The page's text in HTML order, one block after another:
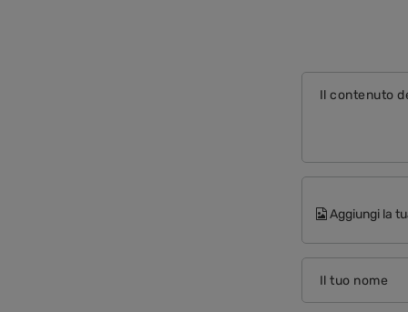
Il contenuto
Aggiungi la
Il tuo nome